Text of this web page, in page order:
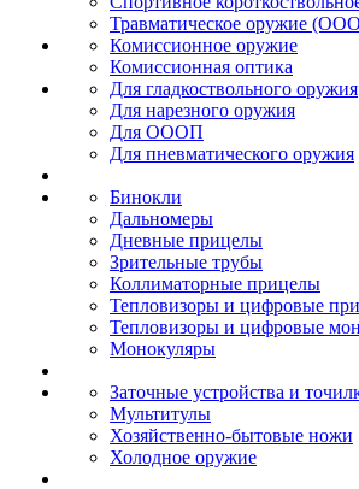
Травматическое оружие
Комиссионное оружие
Комиссионная оптика
Для гладкоствольного оружия
Для нарезного оружия
Для ОООП
Для пневматического оружия
Бинокли
Дальномеры
Дневные прицелы
Зрительные трубы
Коллиматорные прицелы
Тепловизоры и цифровые
Тепловизоры и цифровые
Монокуляры
Заточные устройства и
Мультитулы
Хозяйственно-бытовые ножи
Холодное оружие